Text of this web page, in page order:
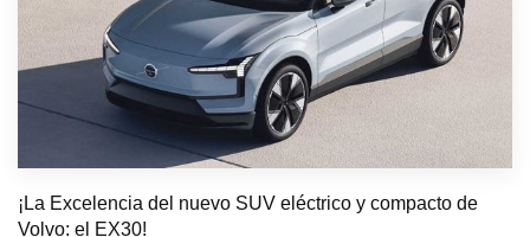
¡La Excelencia del nuevo SUV eléctrico y compacto de
Volvo: el EX30!